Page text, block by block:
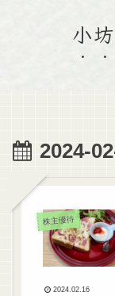
小
2024-
株主優待
2024.02.16